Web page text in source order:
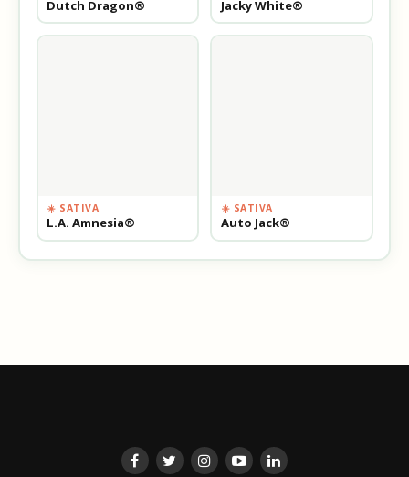
Dutch Dragon® Jacky White®
☀️ SATIVA
L.A. Amnesia®
☀️ SATIVA
Auto Jack®